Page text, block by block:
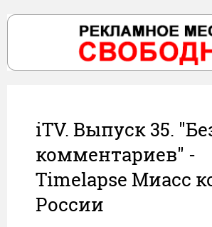
iTV. Выпуск 35.
комментариев" -
Timelapse Миасс
России